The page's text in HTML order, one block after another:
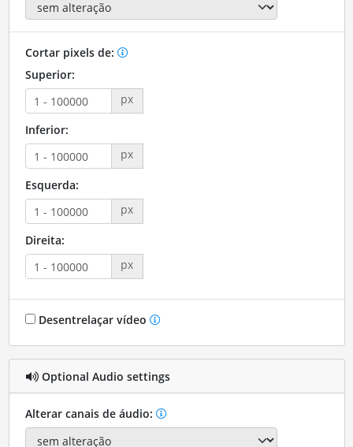
Cortar pixels de:
Superior:
px
Inferior:
px
Esquerda:
px
Direita:
px
Desentrelaçar vídeo
Optional Audio settings
Alterar canais de áudio: